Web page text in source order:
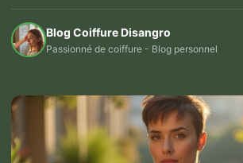
Blog Coiffure Disangro
Passionné de coiffure - Blog personnel